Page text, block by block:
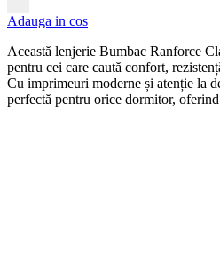
Adauga in cos
Această lenjerie Bumbac Ranforce
pentru cei care caută confort,
Cu imprimeuri moderne și atenție la
perfectă pentru orice dormitor,